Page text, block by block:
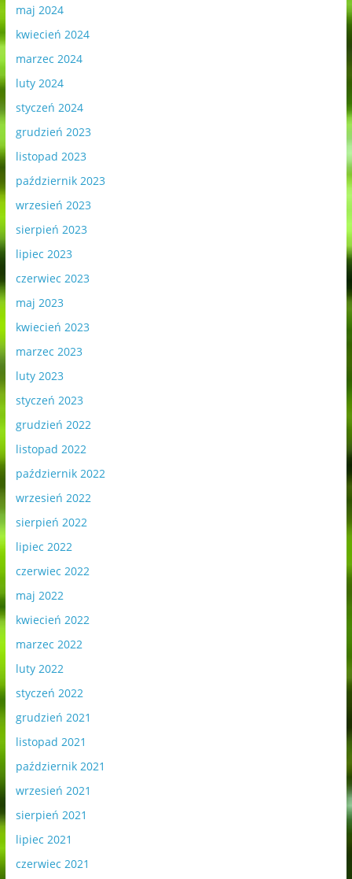
maj 2024
kwiecień 2024
marzec 2024
luty 2024
styczeń 2024
grudzień 2023
listopad 2023
październik 2023
wrzesień 2023
sierpień 2023
lipiec 2023
czerwiec 2023
maj 2023
kwiecień 2023
marzec 2023
luty 2023
styczeń 2023
grudzień 2022
listopad 2022
październik 2022
wrzesień 2022
sierpień 2022
lipiec 2022
czerwiec 2022
maj 2022
kwiecień 2022
marzec 2022
luty 2022
styczeń 2022
grudzień 2021
listopad 2021
październik 2021
wrzesień 2021
sierpień 2021
lipiec 2021
czerwiec 2021